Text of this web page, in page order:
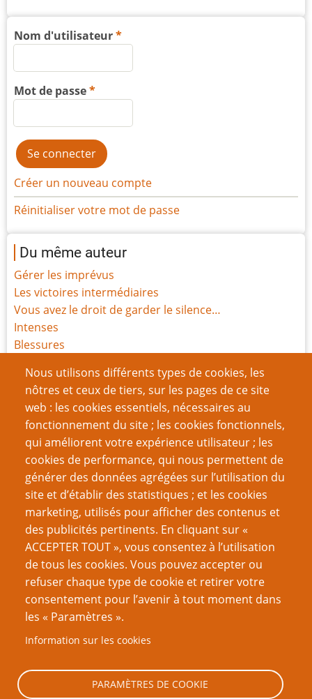
Nous utilisons différents types de cookies, les
nôtres et ceux de tiers, sur les pages de ce site
web : les cookies essentiels, nécessaires au
fonctionnement du site ; les cookies fonctionnels,
qui améliorent votre expérience utilisateur ; les
cookies de performance, qui nous permettent de
générer des données agrégées sur l’utilisation du
site et d’établir des statistiques ; et les cookies
marketing, utilisés pour afficher des contenus et
des publicités pertinents. En cliquant sur «
ACCEPTER TOUT », vous consentez à l’utilisation
de tous les cookies. Vous pouvez accepter ou
refuser chaque type de cookie et retirer votre
consentement pour l’avenir à tout moment dans
les « Paramètres ».
Information sur les cookies
PARAMÈTRES DE COOKIE
Nom d'utilisateur
Mot de passe
Créer un nouveau compte
Réinitialiser votre mot de passe
Du même auteur
Gérer les imprévus
Les victoires intermédiaires
Vous avez le droit de garder le silence…
Intenses
Blessures
Sentience
Histoire des Points de Vie
Le festin de Javan
Les Pactes avec le Diable
Pagination 1
Page
suivante
››
VOUS AIMEREZ AUSSI
J’ai gagné un prix
Manifeste pour la table ouverte 2 : De quoi une table
ouverte a-t-elle besoin ?
(communiqué) Ouverture de l’Académie PTGPTB de
Manifeste pour la table ouverte partie 1